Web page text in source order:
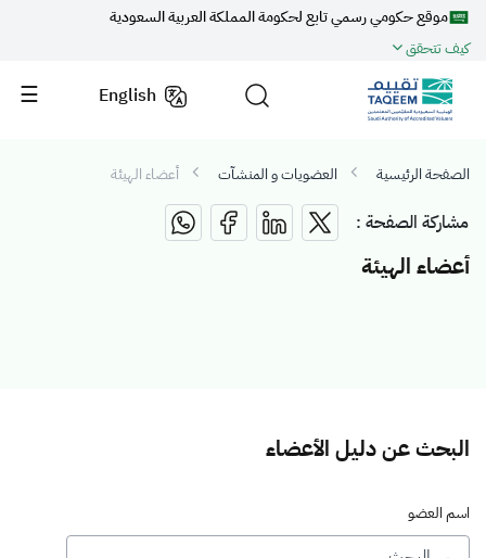
موقع حكومي رسمي تابع لحكومة المملكة العربية السعودية
كيف تتحقق
English
الصفحة الرئيسية العضويات و المنشآت أعضاء الهيئة
مشاركة الصفحة :
أعضاء الهيئة
البحث عن دليل الأعضاء
اسم العضو